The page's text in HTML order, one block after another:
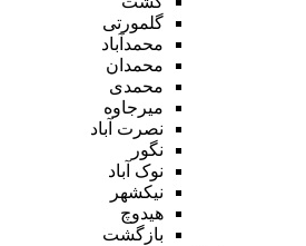
گلمورتی
محمدآباد
محمدان
محمدی
میرجاوه
نصرت آباد
نگور
نوک آباد
نیکشهر
هیدوچ
بازگشت